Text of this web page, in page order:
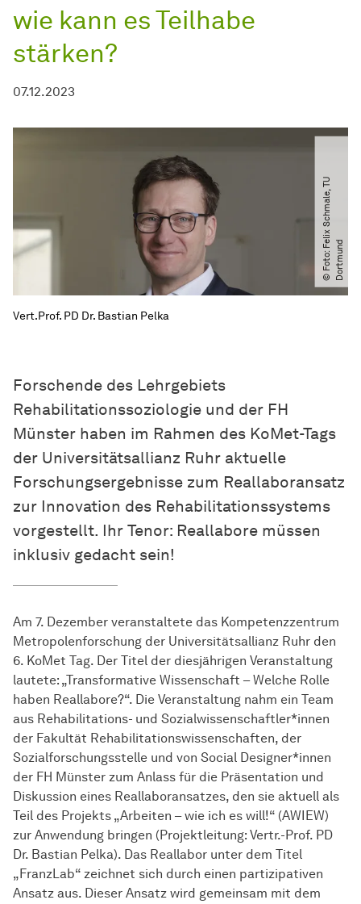
wie kann es Teilhabe
stärken?
07.12.2023
©
F
o
t
o:
Fe
l
i
x
S
c
h
m
a
l
e,
T
U
D
o
r
t
m
u
nd
Vert.Prof. PD Dr. Bastian Pelka
Forschende des Lehrgebiets
Rehabilitationssoziologie und der FH
Münster haben im Rahmen des KoMet-Tags
der Universitätsallianz Ruhr aktuelle
Forschungsergebnisse zum Reallaboransatz
zur Innovation des Rehabilitationssystems
vorgestellt. Ihr Tenor: Reallabore müssen
inklusiv gedacht sein!
Am 7. Dezember veranstaltete das Kompetenzzentrum
Metropolenforschung der Universitätsallianz Ruhr den
6. KoMet Tag. Der Titel der diesjährigen Veranstaltung
lautete: „Transformative Wissenschaft – Welche Rolle
haben Reallabore?“. Die Veranstaltung nahm ein Team
aus Rehabilitations- und Sozialwissenschaftler*innen
der Fakultät Rehabilitationswissenschaften, der
Sozialforschungsstelle und von Social Designer*innen
der FH Münster zum Anlass für die Präsentation und
Diskussion eines Reallaboransatzes, den sie aktuell als
Teil des Projekts „Arbeiten – wie ich es will!“ (AWIEW)
zur Anwendung bringen (Projektleitung: Vertr.-Prof. PD
Dr. Bastian Pelka). Das Reallabor unter dem Titel
„FranzLab“ zeichnet sich durch einen partizipativen
Ansatz aus. Dieser Ansatz wird gemeinsam mit dem